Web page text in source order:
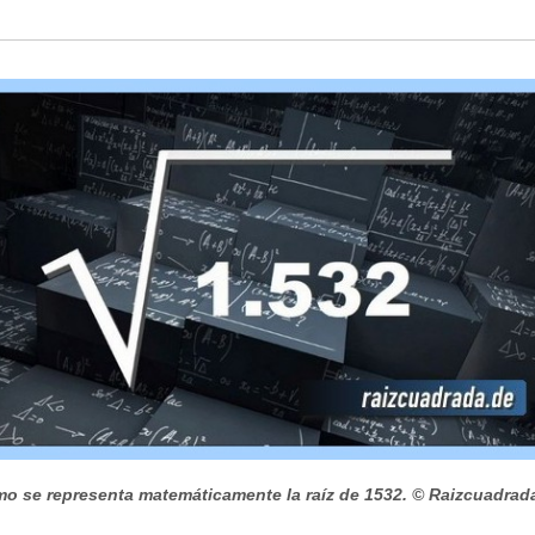
se representa matemáticamente la raíz de 1532. ©